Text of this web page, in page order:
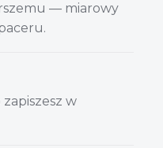
— miarowy
w